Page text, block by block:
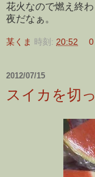
花火なので燃え終
夜だなぁ。
某くま 時刻: 20:52
2012/07/15
スイカを切